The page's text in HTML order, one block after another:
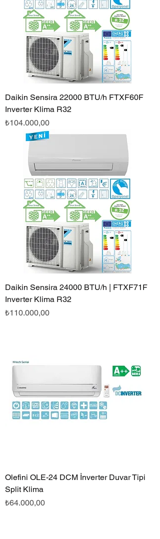
Daikin Sensira 22000 BTU/h FTXF60F
Inverter Klima R32
Fiyat
₺104.000,00
Daikin Sensira 24000 BTU/h | FTXF71F
Inverter Klima R32
Fiyat
₺110.000,00
Olefini OLE-24 DCM İnverter Duvar Tipi
Split Klima
Fiyat
₺64.000,00